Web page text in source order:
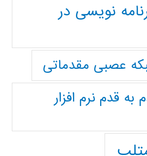
نویسی در
عصبی مقدماتی
قدم نرم افزار